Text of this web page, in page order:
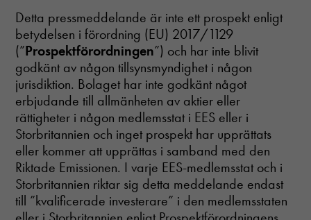
Detta pressmeddelande är inte ett prospekt enligt
betydelsen i förordning (EU) 2017/1129
(”Prospektförordningen”) och har inte blivit
godkänt av någon tillsynsmyndighet i någon
jurisdiktion. Bolaget har inte godkänt något
erbjudande till allmänheten av aktier eller
rättigheter i någon medlemsstat i EES eller i
Storbritannien och inget prospekt har upprättats
eller kommer att upprättas i samband med den
Riktade Emissionen. I varje EES-medlemsstat och i
Storbritannien riktar sig detta meddelande endast
till ”kvalificerade investerare” i den medlemsstaten
hemsidan
över huvud
taget ska
fungera.
Statistik
In order for
us to
improve the
website's
functionality
and
structure,
based on